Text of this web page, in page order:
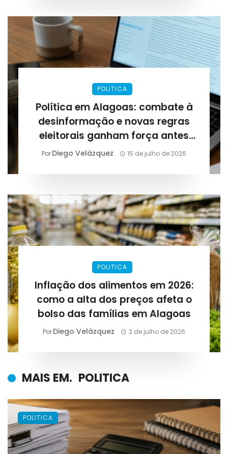
POLITICA
Política em Alagoas: combate à
desinformação e novas regras
eleitorais ganham força antes
das eleições de 2026
PorDiego Velázquez 15 de julho de 2026
POLITICA
Inflação dos alimentos em 2026:
como a alta dos preços afeta o
bolso das famílias em Alagoas
PorDiego Velázquez 2 de julho de 2026
MAIS EM. POLITICA
POLITICA